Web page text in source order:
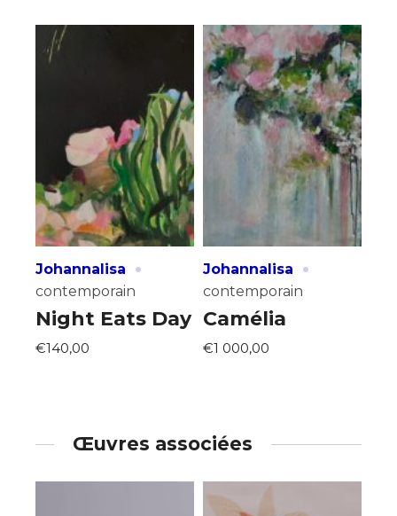
Johannalisa ·
contemporain
Night Eats Day
€140,00
Johannalisa ·
contemporain
Camélia
€1 000,00
Œuvres associées